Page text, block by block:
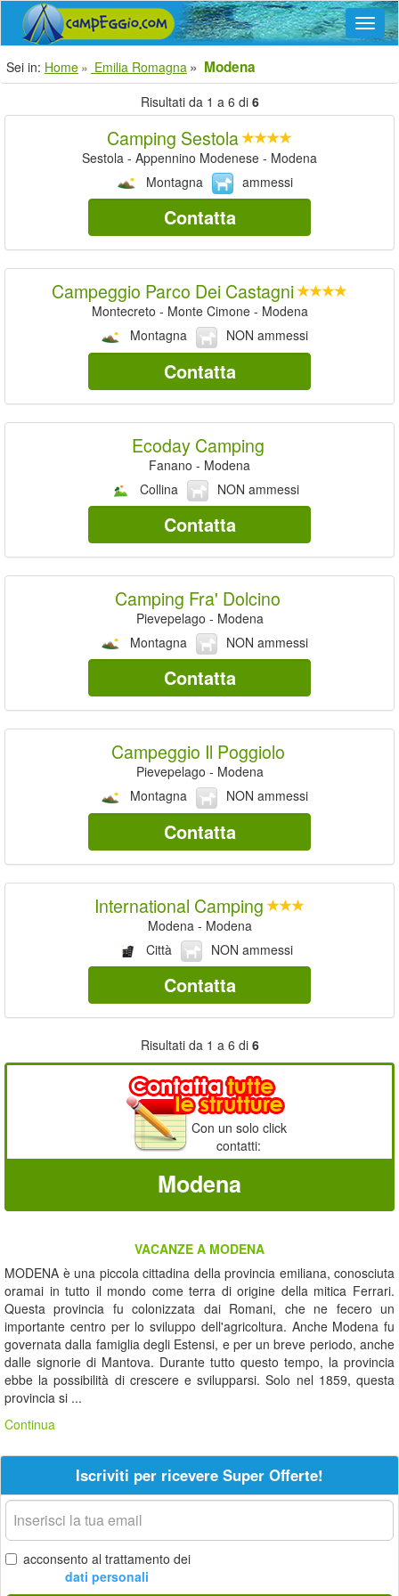
Sei in: Home Emilia Romagna Modena
Risultati da 1 a 6 di 6
Camping Sestola
Sestola - Appennino Modenese - Modena
Montagna
ammessi
Contatta
Campeggio Parco Dei Castagni
Montecreto - Monte Cimone - Modena
Montagna
NON ammessi
Contatta
Ecoday Camping
Fanano - Modena
Collina
NON ammessi
Contatta
Camping Fra' Dolcino
Pievepelago - Modena
Montagna
NON ammessi
Contatta
Campeggio Il Poggiolo
Pievepelago - Modena
Montagna
NON ammessi
Contatta
International Camping
Modena - Modena
Città
NON ammessi
Contatta
Risultati da 1 a 6 di 6
Con un solo click
contatti:
Modena
VACANZE A MODENA
MODENA è una piccola cittadina della provincia emiliana, conosciuta
oramai in tutto il mondo come terra di origine della mitica Ferrari.
Questa provincia fu colonizzata dai Romani, che ne fecero un
importante centro per lo sviluppo dell'agricoltura. Anche Modena fu
governata dalla famiglia degli Estensi, e per un breve periodo, anche
dalle signorie di Mantova. Durante tutto questo tempo, la provincia
ebbe la possibilità di crescere e svilupparsi. Solo nel 1859, questa
provincia si ...
Continua
Iscriviti per ricevere Super Offerte!
La
tua
email
acconsento al trattamento dei
dati personali